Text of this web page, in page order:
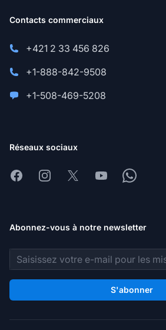
Contacts commerciaux
+421 2 33 456 826
+1-888-842-9508
+1-508-469-5208
Réseaux sociaux
FacebookInstagram
X YoutubeWhatsapp
Abonnez-vous à notre newsletter
Adresse e-mail
S'abonner